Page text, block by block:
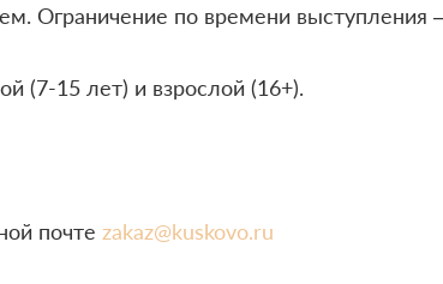
Ограничение по времени выступления
(7-15 лет) и взрослой (16+).
почте zakaz@kuskovo.ru